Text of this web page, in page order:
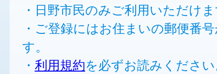
・日野市民のみご利用いただけ
・ご登録にはお住まいの郵便番
す。
・ 利用規約を必ずお読みくださ